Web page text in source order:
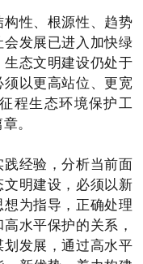
性、根源性、趋势
发展已进入加快绿
态文明建设仍处于
以更高站位、更宽
程生态环境保护工
。
经验，分析当前面
明建设，必须以新
为指导，正确处理
水平保护的关系，
发展，通过高水平